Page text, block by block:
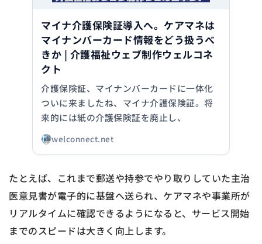
マイナ介護保険証導入へ。ケアマネは
マイナンバーカード情報をどう扱うべ
きか | 介護福祉ウェブ制作ウェルコネ
クト
介護保険証、マイナンバーカードに一体化
ついに来ましたね、マイナ介護保険証。将
来的には紙の介護保険証を廃止し、
welconnect.net
たとえば、これまで郵送や持参でやり取りしていた主治
医意見書が電子的に基盤へ送られ、ケアマネや事業所が
リアルタイムに確認できるようになると、サービス開始
までのスピードは大きく向上します。